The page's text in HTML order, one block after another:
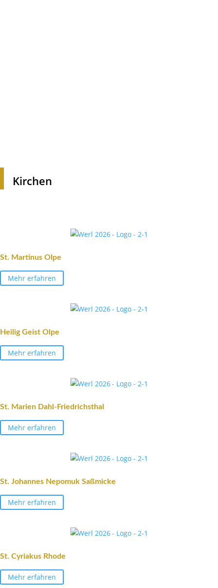
Kirchen
St. Martinus Olpe
Mehr erfahren
Heilig Geist Olpe
Mehr erfahren
St. Marien Dahl-Friedrichsthal
Mehr erfahren
St. Johannes Nepomuk Saßmicke
Mehr erfahren
St. Cyriakus Rhode
Mehr erfahren